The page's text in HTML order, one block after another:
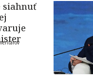
siahnuť